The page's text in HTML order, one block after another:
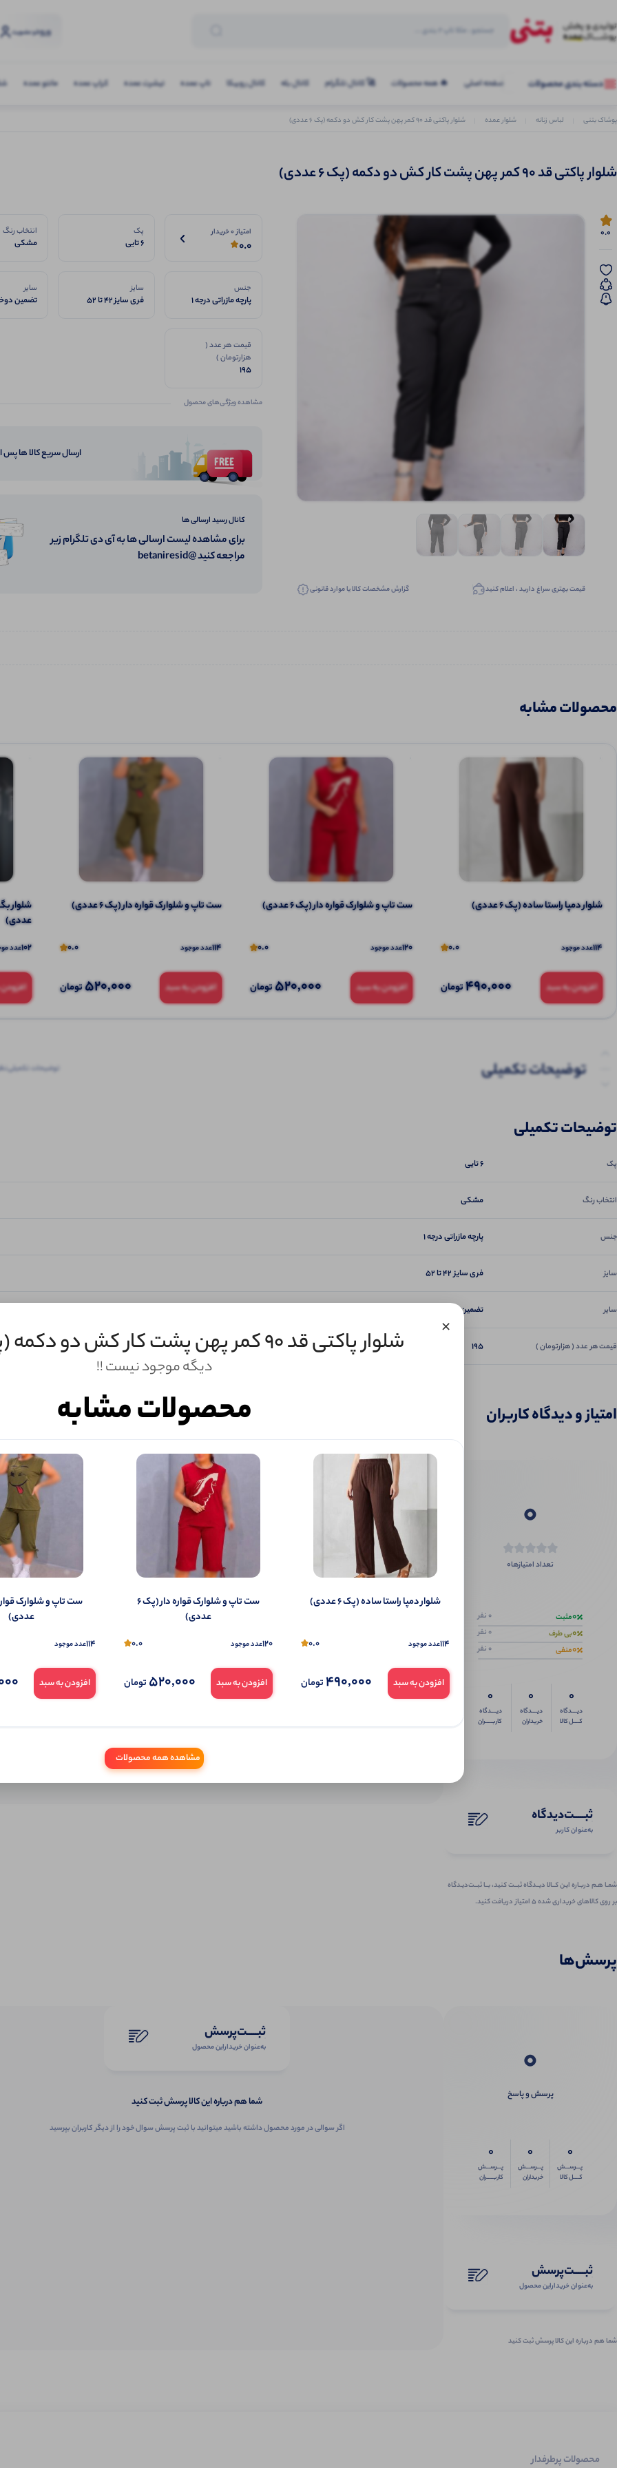
ورودو عضویت
دسته بندی محصولات صفحه اصلی 🔥 همه محصولات 🚀 کانال تلگرام کانال بله کانال روبیکا تاپ عمده تیشرت عمده کراپ عمده مانتو عمده
پوشاک بتنی لباس زنانه شلوار عمده شلوار پاکتی قد 90 کمر پهن پشت کار کش دو دکمه (پک 6 عددی)
شلوار پاکتی قد 90 کمر پهن پشت کار کش دو دکمه (پک 6 عددی)
0.0
قیمت بهتری سراغ دارید ، اعلام کنید گزارش مشخصات کالا یا موارد قانونی
امتیاز 0 خریدار
0.0
پک
6 تایی
انتخاب رنگ
مشکی
جنس
پارچه مازراتی درجه ۱
سایز
فری سایز 42 تا 52
سایر
تضمین
قیمت هر عدد (
هزارتومان )
195
مشاهده ویژگی‌های محصول
ارسال سریع کالا ها
کانال رسید ارسالی ها
برای مشاهده لیست ارسالی ها به آی دی تلگرام زیر
مراجعه کنید @betaniresid
محصولات مشابه
شلوار دمپا راستا ساده (پک 6 عددی)
114عدد موجود 0.0
افزودن به سبد 490,000تومان
ست تاپ و شلوارک قواره دار (پک 6 عددی)
120عدد موجود 0.0
افزودن به سبد 520,000تومان
ست تاپ و شلوارک قواره دار (پک 6 عددی)
114عدد موجود 0.0
افزودن به سبد 520,000تومان
عددی)
102عدد
توضیحات تکمیلی
توضیحات تکمیلی
توضیحات تکمیلی
پک 6 تایی
انتخاب رنگ مشکی
جنس پارچه مازراتی درجه ۱
سایز فری سایز 42 تا 52
سایر تضمین دوخت و کیفیت
قیمت هر عدد ( هزارتومان ) 195
امتیاز و دیدگاه کاربران
0
تعداد امتیازها0
0مثبت 0 نفر
0بی طرف 0 نفر
0منفی 0 نفر
0
دیــــدگاه
کــــل کالا
0
دیــــدگاه
خریداران
0
دیــــدگاه
کاربـــــران
ثبـــــت‌دیدگاه
به‌عنوان کاربر
شمـا هـم دربـاره ایـن کــالا دیــدگاه ثبــت کنید، بــا ثبــت‌دیـدگاه
بر روی کالاهای خریداری شده ۵ امتیاز دریافت کنید.
ثبـــــت‌دیدگاه
شما هم می‌توانید در مورد این کالا نظر دهید.
تمایل می‌توانید به صورت ناشناس نیز دیدگاه خود را ثبت کنید.
پرسش‌ها
0
پرسش و پاسخ
0
پـــرســـش
کــــل کالا
0
پـــرســـش
خریداران
0
پـــرســـش
کاربـــــران
ثبـــــت‌پرسش
به‌عنوان ‌خریدار‌این‌ محصول
شما هم درباره این کالا پرسش ثبت کنید
ثبـــــت‌پرسش
به‌عنوان ‌خریدار‌این‌ محصول
شما هم درباره این کالا پرسش ثبت کنید
اگر سوالی در مورد محصول داشته باشید میتوانید با ثبت پرسش سوال خود را از دیگر کاربران بپرسید
محصولات پرطرفدار
× شلوار پاکتی قد 90 کمر پهن پشت کار کش دو دکمه (پک 6 عددی)
دیگه موجود نیست !!
محصولات مشابه
شلوار دمپا راستا ساده (پک 6 عددی)
114عدد موجود 0.0
افزودن به سبد 490,000تومان
ست تاپ و شلوارک قواره دار (پک 6
عددی)
120عدد موجود 0.0
افزودن به سبد 520,000 تومان
عددی)
114عدد موجود
افزودن به سبد
مشاهده همه محصولات